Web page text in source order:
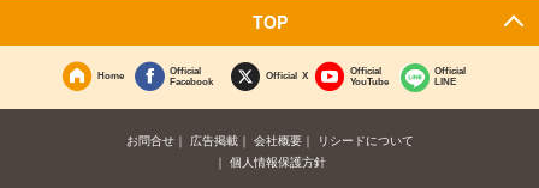
TOP
Home
Official
Facebook
Official X
Official
YouTube
Official
LINE
お問合せ 広告掲載 会社概要
リシードについて
個人情報保護方針